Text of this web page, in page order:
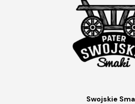
Swojskie